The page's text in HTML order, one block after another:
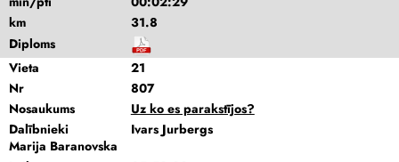
km
31.8
Diploms
Vieta
21
Nr
807
Nosaukums
Uz ko es parakstījos?
Dalībnieki
Ivars Jurbergs
Marija Baranovska